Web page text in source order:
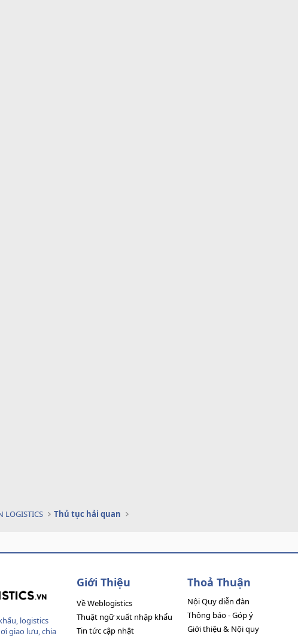
LOGISTICS Thủ tục hải quan
logistics
giao lưu, chia
Giới Thiệu
Về Weblogistics
Thuật ngữ xuất nhập khẩu
Tin tức cập nhật
Thoả Thuận
Nội Quy diễn đàn
Thông báo - Góp ý
Giới thiệu & Nội quy